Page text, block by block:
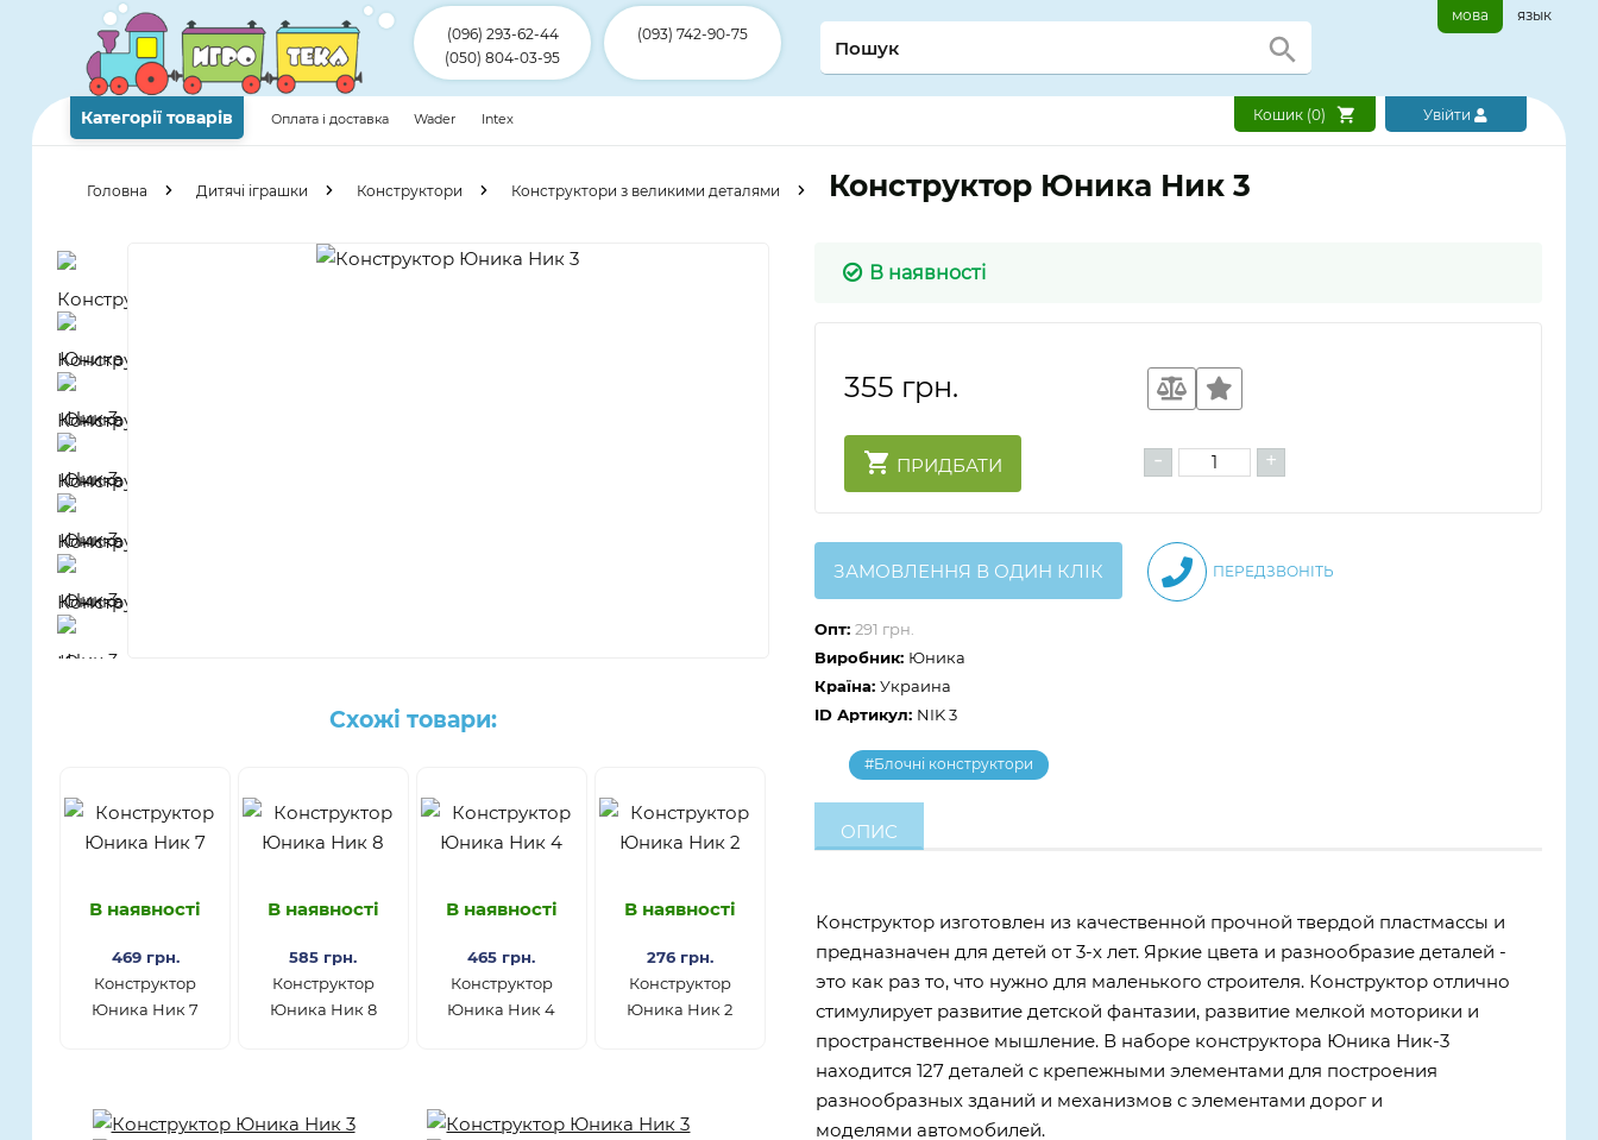
(096) 293-62-44
(050) 804-03-95
(093) 742-90-75
мова язык
Категорії товарів Оплата і доставка Wader Intex Кошик (0) Увійти
Головна Дитячі іграшки Конструктори Конструктори з великими деталями Конструктор Юника Ник 3
Схожі товари:
В наявності
469 грн.
Конструктор
Юника Ник 7
В наявності
585 грн.
Конструктор
Юника Ник 8
В наявності
465 грн.
Конструктор
Юника Ник 4
В наявності
276 грн.
Конструктор
Юника Ник 2
В наявності
355 грн.
ПРИДБАТИ - +
ЗАМОВЛЕННЯ В ОДИН КЛІК ПЕРЕДЗВОНІТЬ
Опт: 291 грн.
Виробник: Юника
Країна: Украина
ID Артикул: NIK 3
#Блочні конструктори
ОПИС
Конструктор изготовлен из качественной прочной твердой пластмассы и
предназначен для детей от 3-х лет. Яркие цвета и разнообразие деталей -
это как раз то, что нужно для маленького строителя. Конструктор отлично
стимулирует развитие детской фантазии, развитие мелкой моторики и
пространственное мышление. В наборе конструктора Юника Ник-3
находится 127 деталей с крепежными элементами для построения
разнообразных зданий и механизмов с элементами дорог и
моделями автомобилей.